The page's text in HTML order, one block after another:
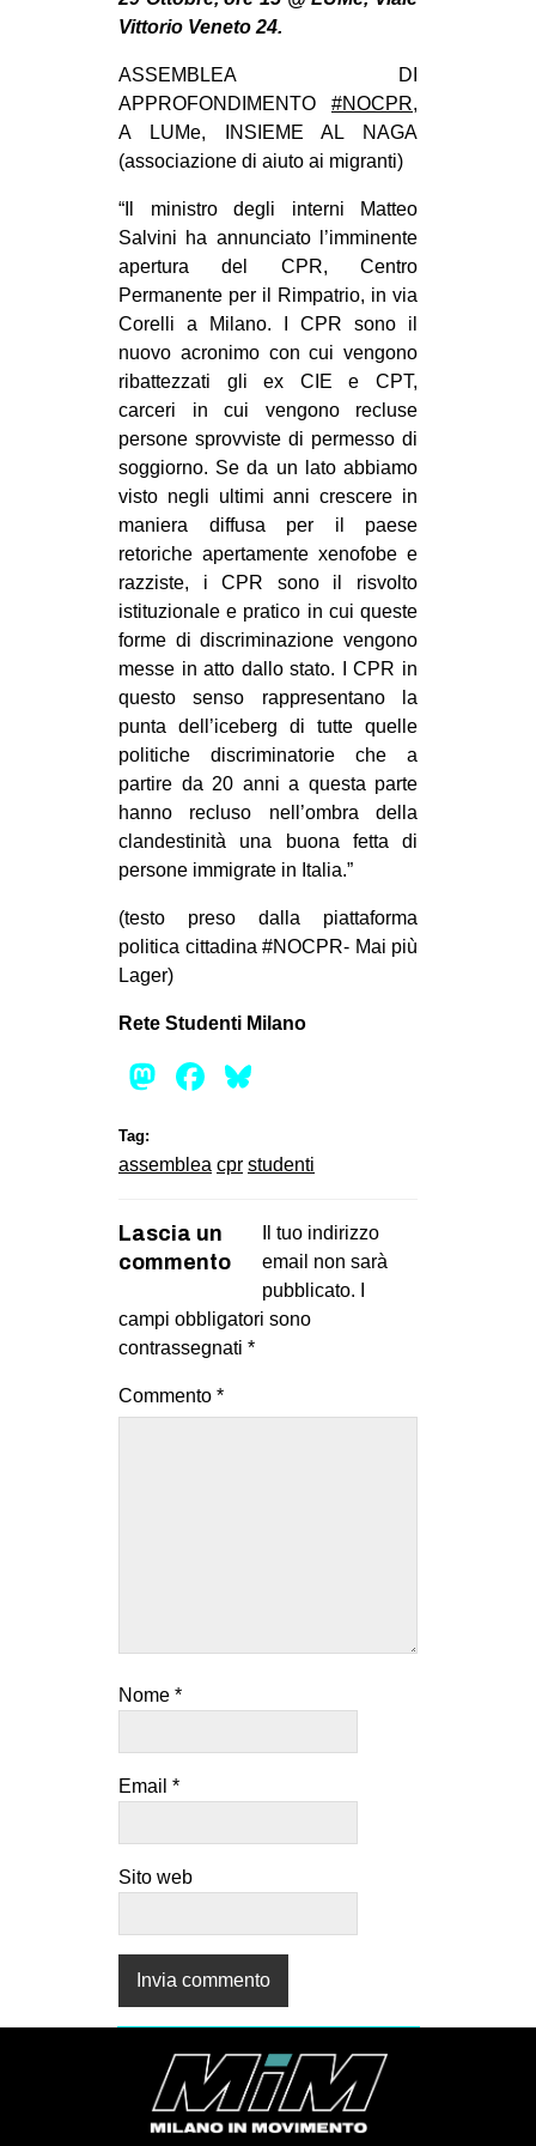
MILANO
SPAZI
SPORT POPOLARE
AMBIENTE
ANTIFASCISMO
DIRITTO ALL’ABITARE
GENERI
MIGRAZIONI
PRECARIATO
REPRESSIONE
CULTURE
ARTE
CINEMA
MUSICA
RECENSIONI
INTERNAZIONALE
AFRICA
ESTREMO ORIENTE
MEDIO ORIENTE
in
tw
bsky
Vittorio Veneto 24.
ASSEMBLEA DI
APPROFONDIMENTO #NOCPR,
A LUMe, INSIEME AL NAGA
(associazione di aiuto ai migranti)
“Il ministro degli interni Matteo
Salvini ha annunciato l’imminente
apertura del CPR, Centro
Permanente per il Rimpatrio, in via
Corelli a Milano. I CPR sono il
nuovo acronimo con cui vengono
ribattezzati gli ex CIE e CPT,
carceri in cui vengono recluse
persone sprovviste di permesso di
soggiorno. Se da un lato abbiamo
visto negli ultimi anni crescere in
maniera diffusa per il paese
retoriche apertamente xenofobe e
razziste, i CPR sono il risvolto
istituzionale e pratico in cui queste
forme di discriminazione vengono
messe in atto dallo stato. I CPR in
questo senso rappresentano la
punta dell’iceberg di tutte quelle
politiche discriminatorie che a
partire da 20 anni a questa parte
hanno recluso nell’ombra della
clandestinità una buona fetta di
persone immigrate in Italia.”
(testo preso dalla piattaforma
politica cittadina #NOCPR- Mai più
Lager)
Rete Studenti Milano
Mastodon
Facebook
Tag:
assemblea cpr studenti
Lascia un
commento
Il tuo indirizzo
email non sarà
pubblicato.
campi obbligatori sono
contrassegnati *
Commento *
Nome *
Email *
Sito web